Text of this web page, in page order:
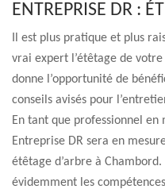
ENTREPRISE DR :
Il est plus pratique et plus
vrai expert l’étêtage de
donne l’opportunité de
conseils avisés pour
En tant que professionnel en
Entreprise DR sera en
étêtage d’arbre à
évidemment les